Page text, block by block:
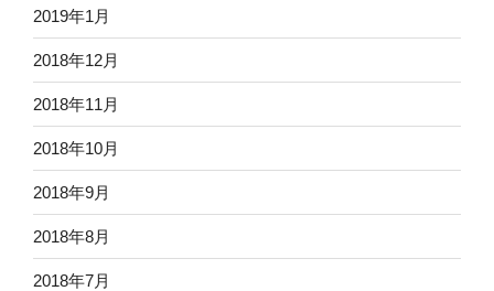
2019年1月
2018年12月
2018年11月
2018年10月
2018年9月
2018年8月
2018年7月